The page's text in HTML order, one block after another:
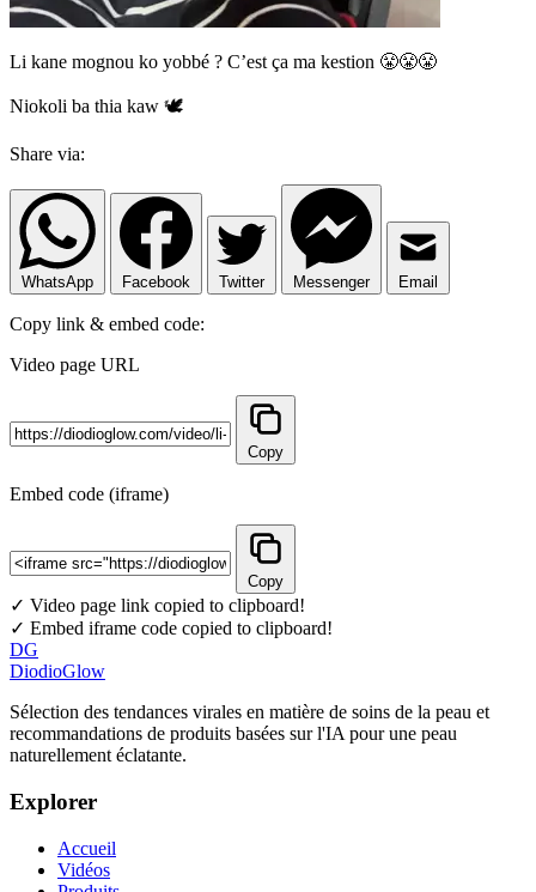
Li kane mognou ko yobbé ? C’est ça ma kestion 😤😤😤
Niokoli ba thia kaw 🕊️
Share via:
WhatsApp Facebook Twitter Messenger Email
Copy link & embed code:
Video page URL
Copy
Embed code (iframe)
Copy
✓ Video page link copied to clipboard!
✓ Embed iframe code copied to clipboard!
DG
DiodioGlow
Sélection des tendances virales en matière de soins de la peau et
recommandations de produits basées sur l'IA pour une peau
naturellement éclatante.
Explorer
Accueil
Vidéos